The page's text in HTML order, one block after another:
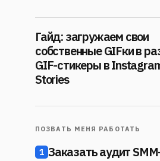
Гайд: загружаем свои
собственные GIFки в
GIF-стикеры в
Stories
ПОЗВАТЬ МЕНЯ РАБОТАТЬ
1 Заказать аудит